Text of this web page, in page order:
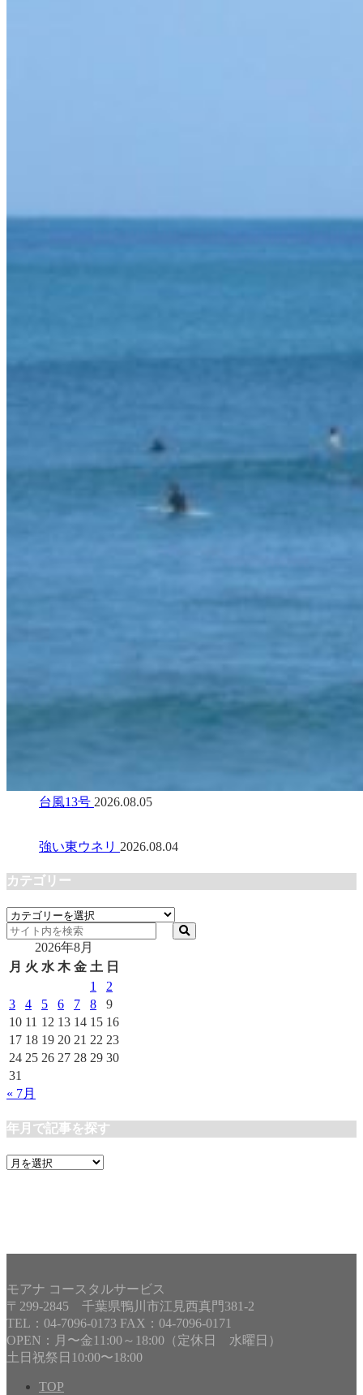
台風13号 2026.08.05
強い東ウネリ 2026.08.04
カテゴリー
カ
テ
リ
2026年8月
月 火 水 木 金 土 日
1
2
3
4 5 6 7 8
9
10 11 12 13 14 15 16
17 18 19 20 21 22 23
24 25 26 27 28 29 30
31
« 7月
年月で記事を探す
年
モアナ コースタルサービス
〒299-2845 千葉県鴨川市江見西真門381-2
TEL：04-7096-0173 FAX：04-7096-0171
OPEN：月〜金11:00～18:00（定休日 水曜日）
土日祝祭日10:00〜18:00
TOP